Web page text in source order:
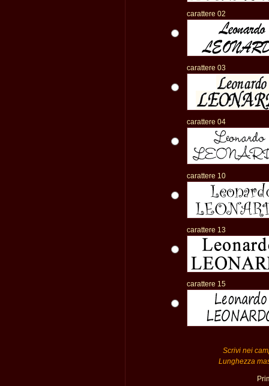
carattere 02
carattere 03
carattere 04
carattere 10
carattere 13
carattere 15
Scrivi nei
Lunghezza